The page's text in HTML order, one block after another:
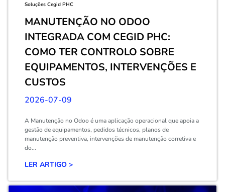
Soluções Cegid PHC
MANUTENÇÃO NO ODOO
INTEGRADA COM CEGID PHC:
COMO TER CONTROLO SOBRE
EQUIPAMENTOS, INTERVENÇÕES E
CUSTOS
2026-07-09
A Manutenção no Odoo é uma aplicação operacional que apoia a
gestão de equipamentos, pedidos técnicos, planos de
manutenção preventiva, intervenções de manutenção corretiva e
do...
LER ARTIGO >